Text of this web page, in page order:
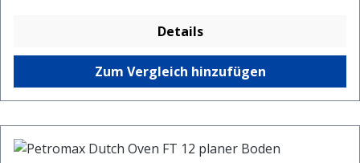
Details
Zum Vergleich hinzufügen